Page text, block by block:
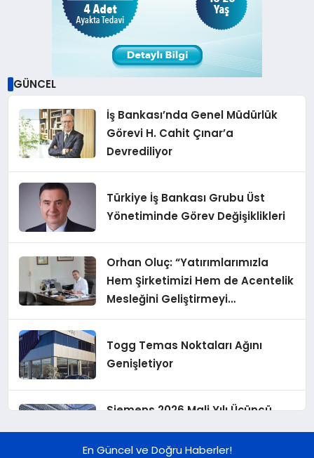
GÜNCEL
İş Bankası’nda Genel Müdürlük
Görevi H. Cahit Çınar’a
Devrediliyor
Türkiye İş Bankası Grubu Üst
Yönetiminde Görev Değişiklikleri
Orhan Oluç: “Yatırımlarımızla
Hem Şirketimizi Hem de Acentelik
Mesleğini Geliştirmeyi
Hedefliyoruz”
Togg Temas Noktaları Ağını
Genişletiyor
Siemens 2026 Mali Yılı Üçüncü
Yükseltilen EPS Beklentisi
En Güncel ve Doğru Haberler!